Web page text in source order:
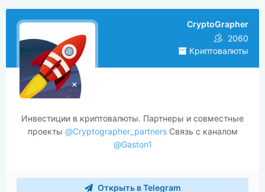
CryptoGrapher
2060
Криптовалюты
Инвестиции в криптовалюты. Партнеры и совместные
проекты @Cryptographer_partnersСвязь с каналом
@Gaston1
Открыть в Telegram